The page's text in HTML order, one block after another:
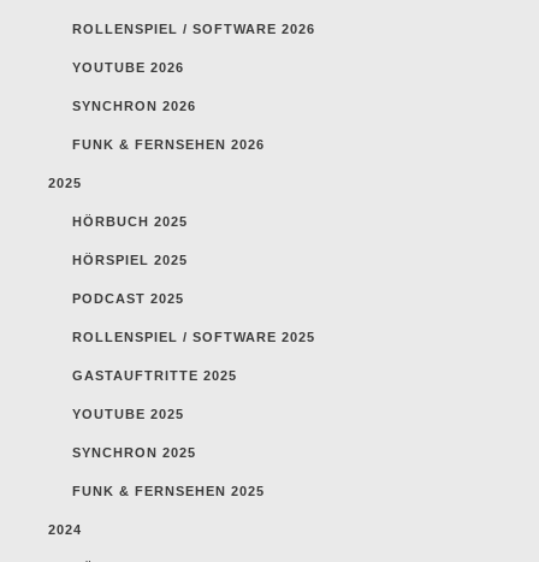
ROLLENSPIEL / SOFTWARE 2026
YOUTUBE 2026
SYNCHRON 2026
FUNK & FERNSEHEN 2026
2025
HÖRBUCH 2025
HÖRSPIEL 2025
PODCAST 2025
ROLLENSPIEL / SOFTWARE 2025
GASTAUFTRITTE 2025
YOUTUBE 2025
SYNCHRON 2025
FUNK & FERNSEHEN 2025
2024